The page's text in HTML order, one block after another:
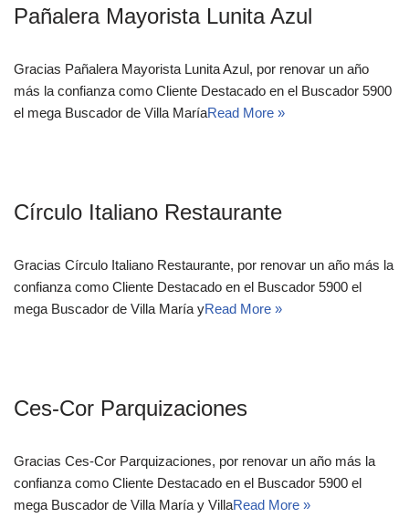
Pañalera Mayorista Lunita Azul
Gracias Pañalera Mayorista Lunita Azul, por renovar un año
más la confianza como Cliente Destacado en el Buscador 5900
el mega Buscador de Villa MaríaRead More »
Círculo Italiano Restaurante
Gracias Círculo Italiano Restaurante, por renovar un año más la
confianza como Cliente Destacado en el Buscador 5900 el
mega Buscador de Villa María yRead More »
Ces-Cor Parquizaciones
Gracias Ces-Cor Parquizaciones, por renovar un año más la
confianza como Cliente Destacado en el Buscador 5900 el
mega Buscador de Villa María y VillaRead More »